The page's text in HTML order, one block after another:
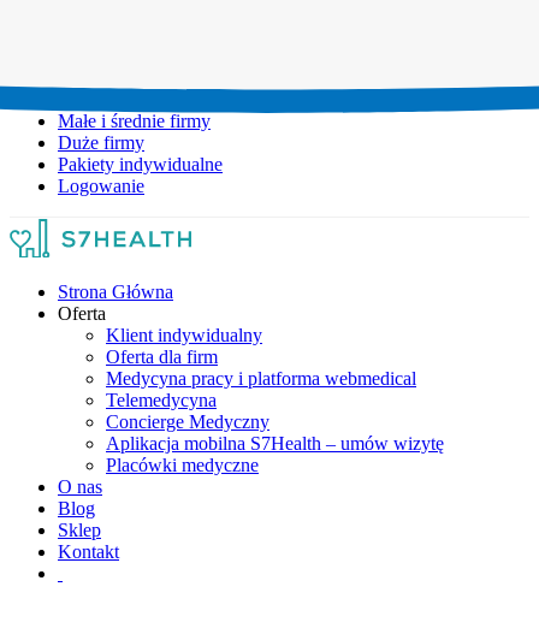
Małe i średnie firmy
Duże firmy
Pakiety indywidualne
Logowanie
Strona Główna
Oferta
Klient indywidualny
Oferta dla firm
Medycyna pracy i platforma webmedical
Telemedycyna
Concierge Medyczny
Aplikacja mobilna S7Health – umów wizytę
Placówki medyczne
O nas
Blog
Sklep
Kontakt